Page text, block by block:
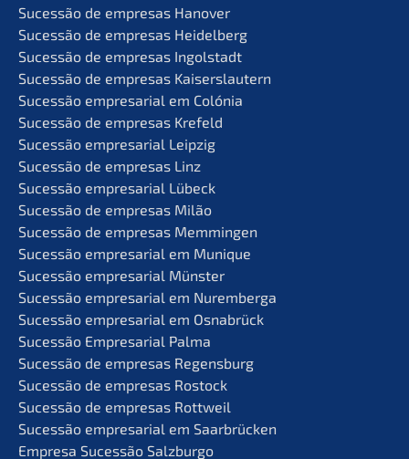
Suces­são de empre­sas Hanover
Suces­são de empre­sas Heidelberg
Suces­são de empre­sas Ingolstadt
Suces­são de empre­sas Kaiserslautern
Suces­são empre­sa­ri­al em Colónia
Suces­são de empre­sas Krefeld
Suces­são empre­sa­ri­al Leipzig
Suces­são de empre­sas Linz
Suces­são empre­sa­ri­al Lübeck
Suces­são de empre­sas Milão
Suces­são de empre­sas Memmingen
Suces­são empre­sa­ri­al em Munique
Suces­são empre­sa­ri­al Münster
Suces­são empre­sa­ri­al em Nuremberga
Suces­são empre­sa­ri­al em Osnabrück
Suces­são Empre­sa­ri­al Palma
Suces­são de empre­sas Regensburg
Suces­são de empre­sas Rostock
Suces­são de empre­sas Rottweil
Suces­são empre­sa­ri­al em Saarbrücken
Empre­sa Suces­são Salzburgo